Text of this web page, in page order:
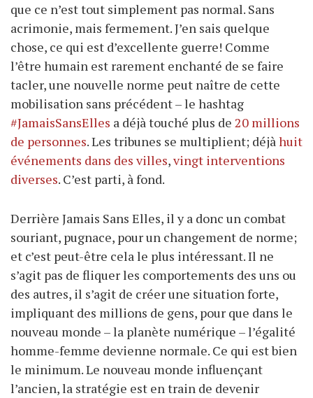
que ce n’est tout simplement pas normal. Sans
acrimonie, mais fermement. J’en sais quelque
chose, ce qui est d’excellente guerre! Comme
l’être humain est rarement enchanté de se faire
tacler, une nouvelle norme peut naître de cette
mobilisation sans précédent – le hashtag
#JamaisSansElles a déjà touché plus de 20 millions
de personnes. Les tribunes se multiplient; déjàhuit
événements dans des villes,vingt interventions
diverses. C’est parti, à fond.
Derrière Jamais Sans Elles, il y a donc un combat
souriant, pugnace, pour un changement de norme;
et c’est peut-être cela le plus intéressant. Il ne
s’agit pas de fliquer les comportements des uns ou
des autres, il s’agit de créer une situation forte,
impliquant des millions de gens, pour que dans le
nouveau monde – la planète numérique – l’égalité
homme-femme devienne normale. Ce qui est bien
le minimum. Le nouveau monde influençant
l’ancien, la stratégie est en train de devenir